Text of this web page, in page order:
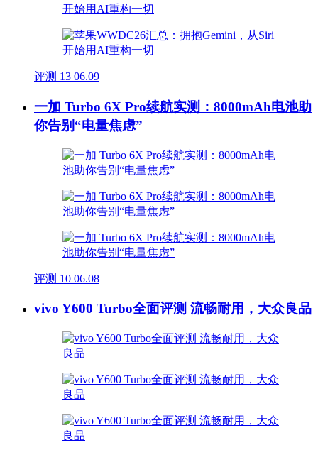
评测 13 06.09
一加 Turbo 6X Pro续航实测：8000mAh电池助
你告别“电量焦虑”
评测 10 06.08
vivo Y600 Turbo全面评测 流畅耐用，大众良品